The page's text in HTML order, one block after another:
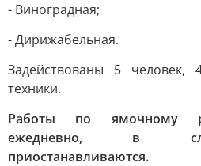
- Виноградная;
- Дирижабельная.
Задействованы 5 человек,
техники.
Работы по ямочному
ежедневно, в
приостанавливаются.